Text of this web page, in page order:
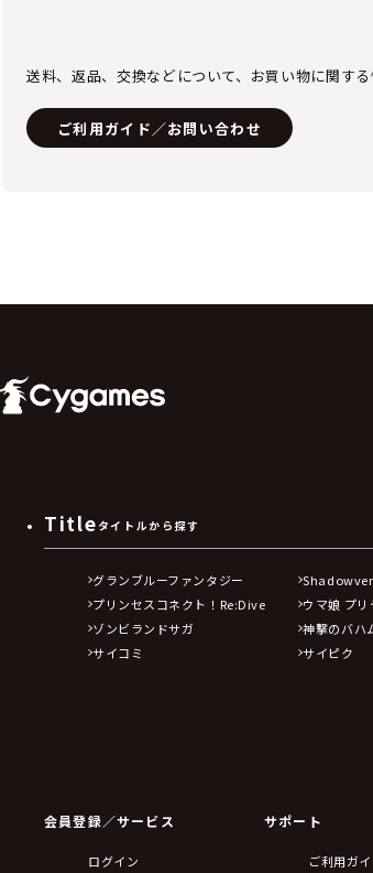
送料、返品、交換などについて、お買い物に関す
ご利用ガイド／お問い合わせ
Title タイトルから探す
グランブルーファンタジー
プリンセスコネクト！Re:Dive
ウマ娘 プ
ゾンビランドサガ
神撃のバハ
サイコミ
サイピク
会員登録／サービス
ログイン
サポート
ご利用ガ